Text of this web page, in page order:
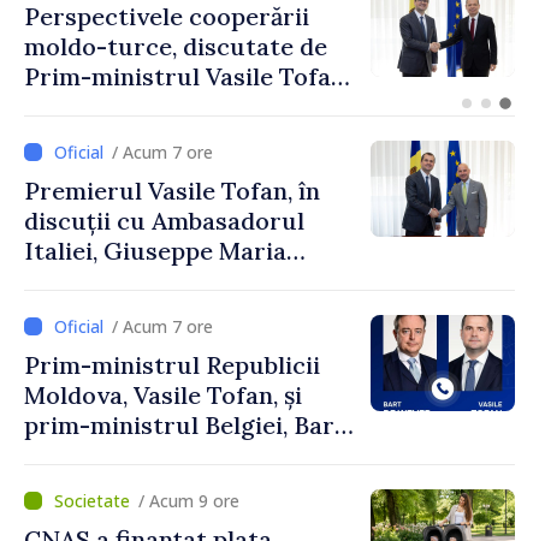
Forumul Diasporei //
Republica Moldova,
promovată în Elveția prin
exporturi
/ Acum 7 ore
Premierul Vasile Tofan, în
discuții cu Ambasadorul
Italiei, Giuseppe Maria
/ Acum 7 ore
Prim-ministrul Republicii
Moldova, Vasile Tofan, și
prim-ministrul Belgiei, Bart
despre parcursul european
al Republicii Moldova.
/ Acum 9 ore